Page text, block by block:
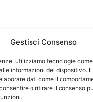
Gestisci Consenso
utilizziamo tecnologie
informazioni del dispositivo.
dati come il
o ritirare il consenso